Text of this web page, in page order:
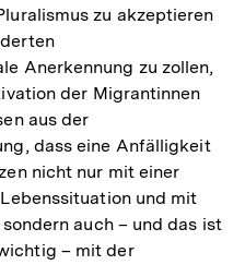
zu akzeptieren
Anerkennung zu zollen,
der Migrantinnen
aus der
dass eine Anfälligkeit
nicht nur mit einer
und mit
auch – und das ist
– mit der